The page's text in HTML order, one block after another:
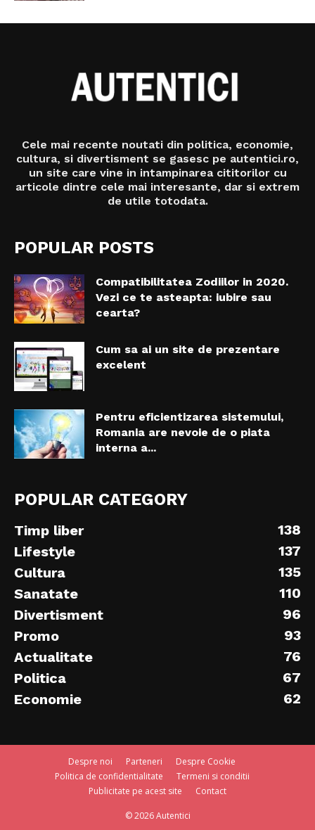
Cele mai recente noutati din politica, economie,
cultura, si divertisment se gasesc pe autentici.ro,
un site care vine in intampinarea cititorilor cu
articole dintre cele mai interesante, dar si extrem
de utile totodata.
POPULAR POSTS
Compatibilitatea Zodiilor in 2020.
Vezi ce te asteapta: iubire sau
cearta?
Cum sa ai un site de prezentare
excelent
Pentru eficientizarea sistemului,
Romania are nevoie de o piata
interna a...
POPULAR CATEGORY
Timp liber
138
Lifestyle
137
Cultura
135
Sanatate
110
Divertisment
96
Promo
93
Actualitate
76
Politica
67
Economie
62
Despre noi Parteneri
Despre Cookie
Politica de confidentialitate
Termeni si conditii
Publicitate pe acest site
Contact
© 2026 Autentici